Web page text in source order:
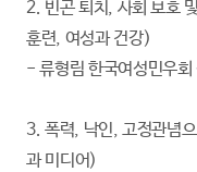
2. 빈곤 퇴치, 사회 보호
훈련, 여성과 건강)
- 류형림 한국여성민우회
3. 폭력, 낙인, 고정관념
과 미디어)